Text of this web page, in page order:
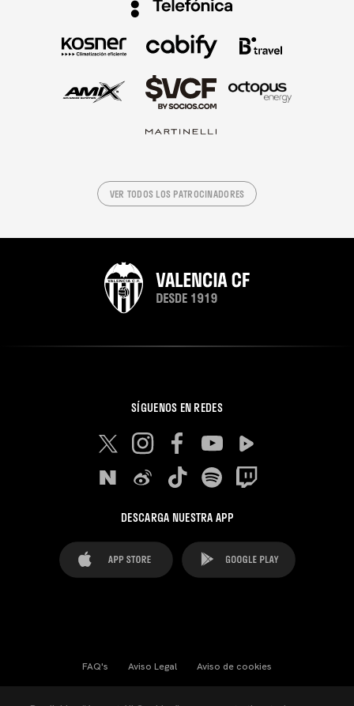
VER TODOS LOS PATROCINADORES
SÍGUENOS EN REDES
DESCARGA NUESTRA APP
FAQ's Aviso Legal Aviso de cookies